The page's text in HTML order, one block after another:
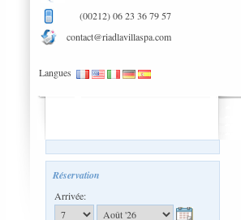
(00212) 06 23 36 79 57
contact@riadlavillaspa.com
Langues
Réservation
Arrivée: